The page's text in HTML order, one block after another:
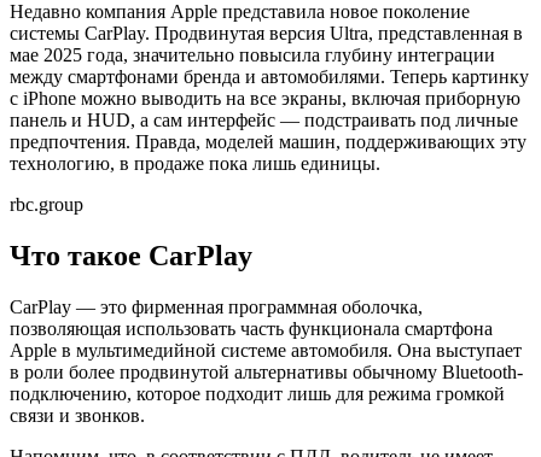
Недавно компания Apple представила новое поколение
системы CarPlay. Продвинутая версия Ultra, представленная в
мае 2025 года, значительно повысила глубину интеграции
между смартфонами бренда и автомобилями. Теперь картинку
с iPhone можно выводить на все экраны, включая приборную
панель и HUD, а сам интерфейс — подстраивать под личные
предпочтения. Правда, моделей машин, поддерживающих эту
технологию, в продаже пока лишь единицы.
rbc.group
Что такое CarPlay
CarPlay — это фирменная программная оболочка,
позволяющая использовать часть функционала смартфона
Apple в мультимедийной системе автомобиля. Она выступает
в роли более продвинутой альтернативы обычному Bluetooth-
подключению, которое подходит лишь для режима громкой
связи и звонков.